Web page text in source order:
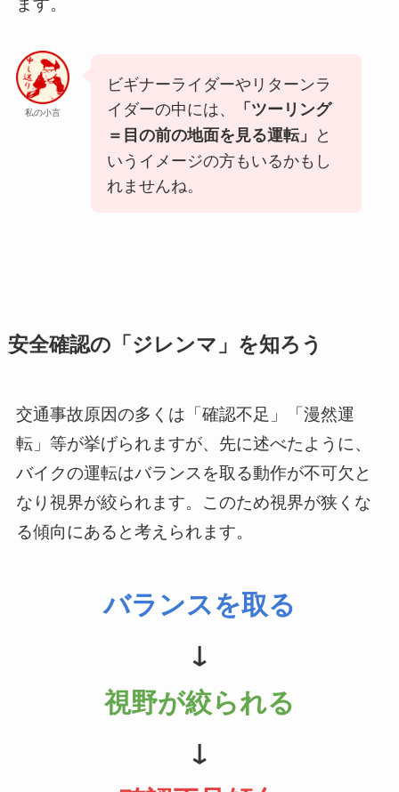
私の小言
ビギナーライダーやリターンラ
イダーの中には、
「ツーリング
＝目の前の地面を見る運転」 と
いうイメージの方もいるかもし
れませんね。
安全確認の「ジレンマ」を知ろう
交通事故原因の多くは「確認不足」「漫然運
転」等が挙げられますが、先に述べたように、
バイクの運転はバランスを取る動作が不可欠と
なり視界が絞られます。このため視界が狭くな
る傾向にあると考えられます。
バランスを取る
↓
視野が絞られる
↓